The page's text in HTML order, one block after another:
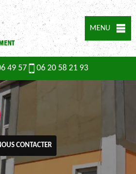
MENU
49 57 06 20 58 21 93
CONTACTER